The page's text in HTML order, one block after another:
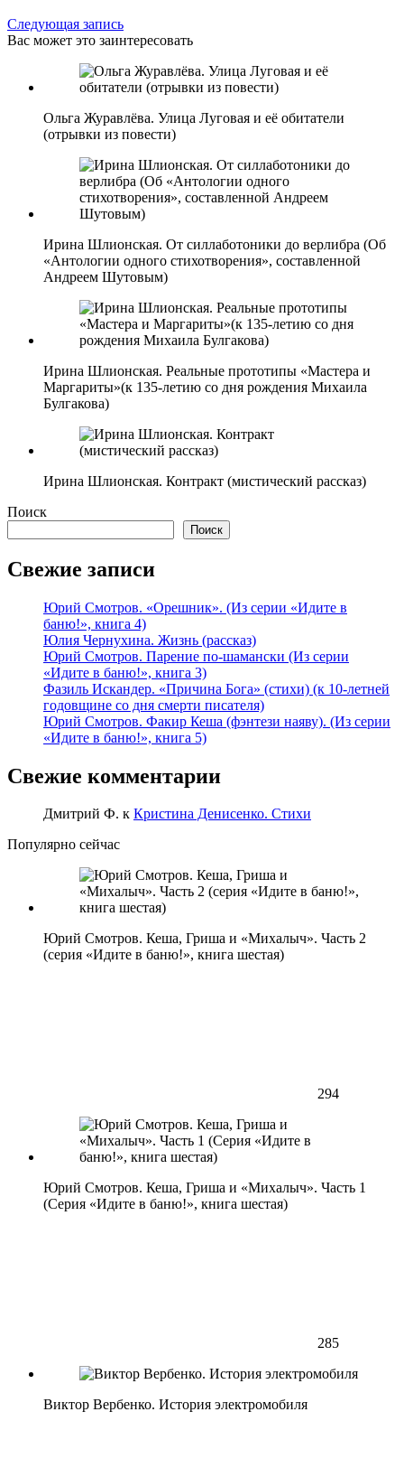
Следующая запись
Вас может это заинтересовать
Ольга Журавлёва. Улица Луговая и её обитатели
(отрывки из повести)
Ирина Шлионская. От силлаботоники до верлибра (Об
«Антологии одного стихотворения», составленной
Андреем Шутовым)
Ирина Шлионская. Реальные прототипы «Мастера и
Маргариты»(к 135-летию со дня рождения Михаила
Булгакова)
Ирина Шлионская. Контракт (мистический рассказ)
Поиск
Поиск
Свежие записи
Юрий Смотров. «Орешник». (Из серии «Идите в
баню!», книга 4)
Юлия Чернухина. Жизнь (рассказ)
Юрий Смотров. Парение по-шамански (Из серии
«Идите в баню!», книга 3)
Фазиль Искандер. «Причина Бога» (стихи) (к 10-летней
годовщине со дня смерти писателя)
Юрий Смотров. Факир Кеша (фэнтези наяву). (Из серии
«Идите в баню!», книга 5)
Свежие комментарии
Дмитрий Ф. к Кристина Денисенко. Стихи
Популярно сейчас
Юрий Смотров. Кеша, Гриша и «Михалыч». Часть 2
(серия «Идите в баню!», книга шестая)
294
Юрий Смотров. Кеша, Гриша и «Михалыч». Часть 1
(Серия «Идите в баню!», книга шестая)
285
Виктор Вербенко. История электромобиля